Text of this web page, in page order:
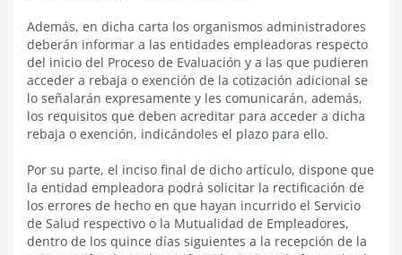
Además, en dicha carta los organismos administradores
deberán informar a las entidades empleadoras respecto
del inicio del Proceso de Evaluación y a las que pudieren
acceder a rebaja o exención de la cotización adicional se
lo señalarán expresamente y les comunicarán, además,
los requisitos que deben acreditar para acceder a dicha
rebaja o exención, indicándoles el plazo para ello.
Por su parte, el inciso final de dicho artículo, dispone que
la entidad empleadora podrá solicitar la rectificación de
los errores de hecho en que hayan incurrido el Servicio
de Salud respectivo o la Mutualidad de Empleadores,
dentro de los quince días siguientes a la recepción de la